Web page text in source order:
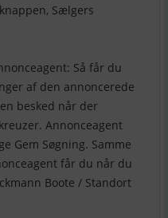
Sælgers
Så får du
af den annoncerede
besked når der
Annonceagent
Gem Søgning. Samme
får du når du
Boote / Standort